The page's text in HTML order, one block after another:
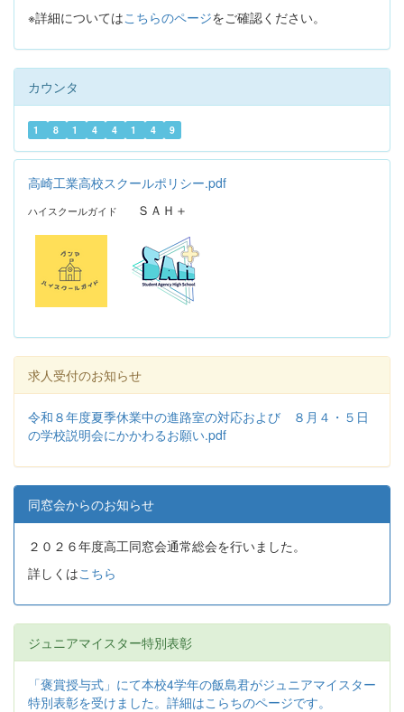
※詳細についてはこちらのページをご確認ください。
カウンタ
1 8 1 4 4 1 4 9
高崎工業高校スクールポリシー.pdf
ハイスクールガイド ＳＡＨ＋
求人受付のお知らせ
令和８年度夏季休業中の進路室の対応および ８月４・５日
の学校説明会にかかわるお願い.pdf
同窓会からのお知らせ
２０２６年度高工同窓会通常総会を行いました。
詳しくはこちら
ジュニアマイスター特別表彰
「褒賞授与式」にて本校4学年の飯島君がジュニアマイスター
特別表彰を受けました。詳細はこらちのページです。